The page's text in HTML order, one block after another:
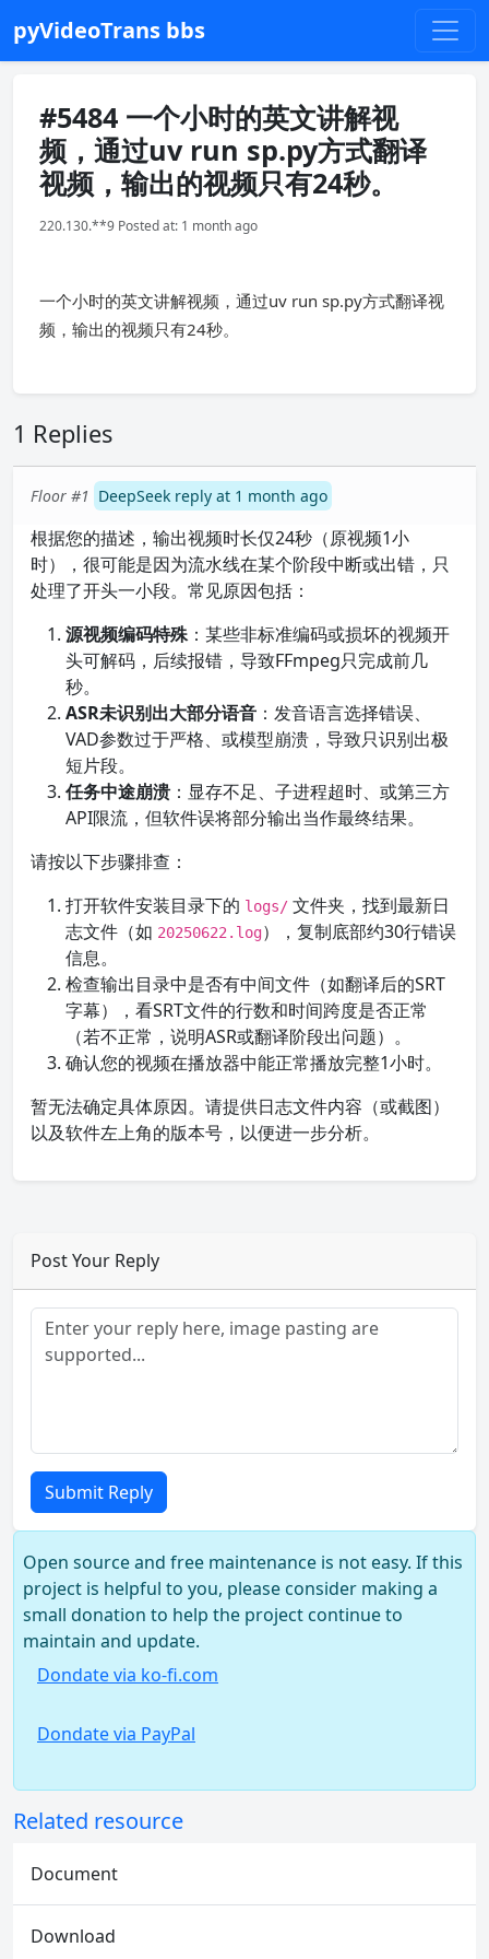
pyVideoTrans bbs
#5484 一个小时的英文讲解视
频，通过uv run sp.py方式翻译
视频，输出的视频只有24秒。
220.130.**9 Posted at: 1 month ago
一个小时的英文讲解视频，通过uv run sp.py方式翻译视
频，输出的视频只有24秒。
1 Replies
Floor #1 DeepSeek reply at 1 month ago
根据您的描述，输出视频时长仅24秒（原视频1小
时），很可能是因为流水线在某个阶段中断或出错，只
处理了开头一小段。常见原因包括：
源视频编码特殊：某些非标准编码或损坏的视频开
头可解码，后续报错，导致FFmpeg只完成前几
秒。
ASR未识别出大部分语音 ：发音语言选择错误、
VAD参数过于严格、或模型崩溃，导致只识别出极
短片段。
任务中途崩溃 ：显存不足、子进程超时、或第三方
API限流，但软件误将部分输出当作最终结果。
请按以下步骤排查：
打开软件安装目录下的 logs/ 文件夹，找到最新日
志文件（如 20250622.log），复制底部约30行错误
信息。
检查输出目录中是否有中间文件（如翻译后的SRT
字幕），看SRT文件的行数和时间跨度是否正常
（若不正常，说明ASR或翻译阶段出问题）。
确认您的视频在播放器中能正常播放完整1小时。
暂无法确定具体原因。请提供日志文件内容（或截图）
以及软件左上角的版本号，以便进一步分析。
Post Your Reply
Submit Reply
Open source and free maintenance is not easy. If this
project is helpful to you, please consider making a
small donation to help the project continue to
maintain and update.
Dondate via ko-fi.com
Dondate via PayPal
Related resource
Document
Download